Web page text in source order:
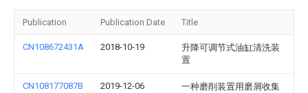
Publication Publication Date Title
CN108672431A 2018-10-19
升降可调节式油缸清洗装
置
CN108177087B 2019-12-06
一种磨削装置用磨屑收集